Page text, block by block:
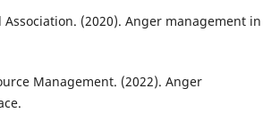
Association. (2020). Anger management in
Management. (2022). Anger